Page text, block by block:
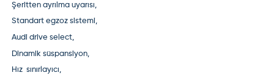
Şeritten ayrılma uyarısı,
Standart egzoz sistemi,
Audi drive select,
Dinamik süspansiyon,
Hız sınırlayıcı,